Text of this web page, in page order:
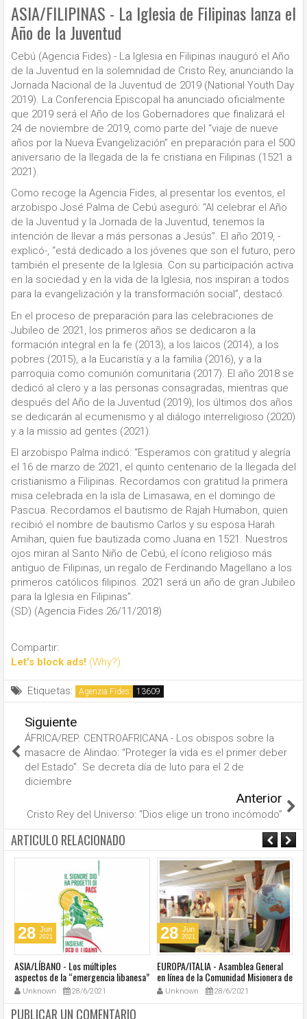
ASIA/FILIPINAS - La Iglesia de Filipinas lanza el
Año de la Juventud
Cebú (Agencia Fides) - La Iglesia en Filipinas inauguró el Año
de la Juventud en la solemnidad de Cristo Rey, anunciando la
Jornada Nacional de la Juventud de 2019 (National Youth Day
2019). La Conferencia Episcopal ha anunciado oficialmente
que 2019 será el Año de los Gobernadores que finalizará el
24 de noviembre de 2019, como parte del “viaje de nueve
años por la Nueva Evangelización” en preparación para el 500
aniversario de la llegada de la fe cristiana en Filipinas (1521 a
2021).
Como recoge la Agencia Fides, al presentar los eventos, el
arzobispo José Palma de Cebú aseguró: “Al celebrar el Año
de la Juventud y la Jornada de la Juventud, tenemos la
intención de llevar a más personas a Jesús”. El año 2019, -
explicó-, “está dedicado a los jóvenes que son el futuro, pero
también el presente de la Iglesia. Con su participación activa
en la sociedad y en la vida de la Iglesia, nos inspiran a todos
para la evangelización y la transformación social”, destacó.
En el proceso de preparación para las celebraciones de
Jubileo de 2021, los primeros años se dedicaron a la
formación integral en la fe (2013), a los laicos (2014), a los
pobres (2015), a la Eucaristía y a la familia (2016), y a la
parroquia como comunión comunitaria (2017). El año 2018 se
dedicó al clero y a las personas consagradas, mientras que
después del Año de la Juventud (2019), los últimos dos años
se dedicarán al ecumenismo y al diálogo interreligioso (2020)
y a la missio ad gentes (2021).
El arzobispo Palma indicó: “Esperamos con gratitud y alegría
el 16 de marzo de 2021, el quinto centenario de la llegada del
cristianismo a Filipinas. Recordamos con gratitud la primera
misa celebrada en la isla de Limasawa, en el domingo de
Pascua. Recordamos el bautismo de Rajah Humabon, quien
recibió el nombre de bautismo Carlos y su esposa Harah
Amihan, quien fue bautizada como Juana en 1521. Nuestros
ojos miran al Santo Niño de Cebú, el ícono religioso más
antiguo de Filipinas, un regalo de Ferdinando Magellano a los
primeros católicos filipinos. 2021 será un año de gran Jubileo
para la Iglesia en Filipinas”.
(SD) (Agencia Fides 26/11/2018)
Compartir:
Let's block ads! (Why?)
Etiquetas: Agenzia Fides
Siguiente
ÁFRICA/REP. CENTROAFRICANA - Los obispos sobre la
masacre de Alindao: “Proteger la vida es el primer deber
del Estado”. Se decreta día de luto para el 2 de
diciembre
Anterior
Cristo Rey del Universo: “Dios elige un trono incómodo”
ARTICULO RELACIONADO
28 Jun
2021
ASIA/LÍBANO - Los múltiples
aspectos de la “emergencia libanesa”
al centro de la cumbre eclesial
convocada por el Papa Francisco
Unknown 28/6/2021
28 Jun
2021
EUROPA/ITALIA - Asamblea General
en línea de la Comunidad Misionera de
Villaregia
Unknown 28/6/2021
PUBLICAR UN COMENTARIO